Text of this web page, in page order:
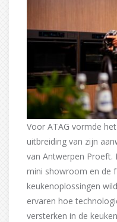
Voor ATAG vormde
uitbreiding van zijn
van Antwerpen Proeft.
mini showroom en de
keukenoplossingen
ervaren hoe
versterken in de